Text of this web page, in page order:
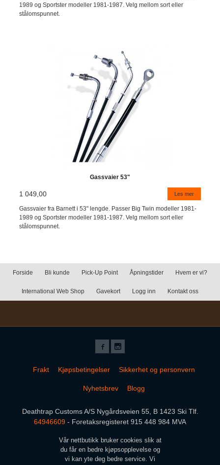
1989 og Sportster modeller 1981-1987. Velg mellom sort eller
stålomspunnet.
Gassvaier 53"
1 049,00 Les mer
Gassvaier fra Barnett i 53" lengde. Passer Big Twin modeller 1981-
1989 og Sportster modeller 1981-1987. Velg mellom sort eller
stålomspunnet.
Forside Bli kunde Pick-Up Point Åpningstider Hvem er vi?
International Web Shop Gavekort Logg inn Kontakt oss
Frakt Kjøpsbetingelser Sikkerhet og personvern
Nyhetsbrev Blogg
Deathtrap Customs A/S Nygårdsveien 55, B 1423 Ski Tlf.
64946609 - Foretaksregisteret 915 448 984 MVA
Vår nettbutikk bruker cookies slik at
du får en bedre kjøpsopplevelse og
vi kan yte deg bedre service. Vi